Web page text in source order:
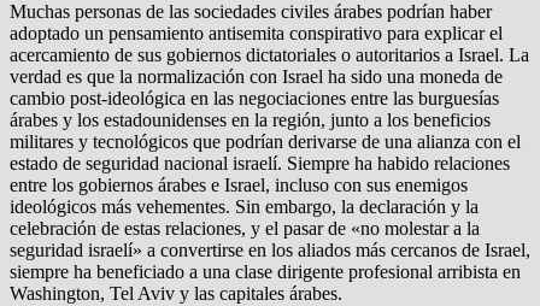
Muchas personas de las sociedades civiles árabes podrían haber
adoptado un pensamiento antisemita conspirativo para explicar el
acercamiento de sus gobiernos dictatoriales o autoritarios a Israel. La
verdad es que la normalización con Israel ha sido una moneda de
cambio post-ideológica en las negociaciones entre las burguesías
árabes y los estadounidenses en la región, junto a los beneficios
militares y tecnológicos que podrían derivarse de una alianza con el
estado de seguridad nacional israelí. Siempre ha habido relaciones
entre los gobiernos árabes e Israel, incluso con sus enemigos
ideológicos más vehementes. Sin embargo, la declaración y la
celebración de estas relaciones, y el pasar de «no molestar a la
seguridad israelí» a convertirse en los aliados más cercanos de Israel,
siempre ha beneficiado a una clase dirigente profesional arribista en
Washington, Tel Aviv y las capitales árabes.